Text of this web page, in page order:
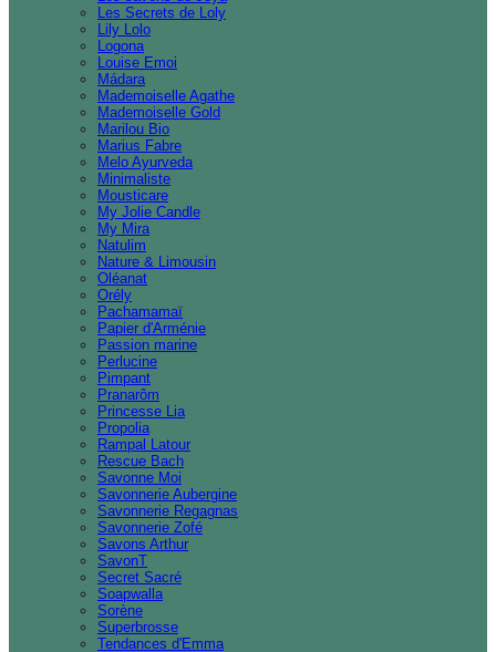
Les Secrets de Loly
Lily Lolo
Logona
Louise Emoi
Mádara
Mademoiselle Agathe
Mademoiselle Gold
Marilou Bio
Marius Fabre
Melo Ayurveda
Minimaliste
Mousticare
My Jolie Candle
My Mira
Natulim
Nature & Limousin
Oléanat
Orély
Pachamamaï
Papier d'Arménie
Passion marine
Perlucine
Pimpant
Pranarôm
Princesse Lia
Propolia
Rampal Latour
Rescue Bach
Savonne Moi
Savonnerie Aubergine
Savonnerie Regagnas
Savonnerie Zofé
Savons Arthur
SavonT
Secret Sacré
Soapwalla
Sorène
Superbrosse
Tendances d'Emma